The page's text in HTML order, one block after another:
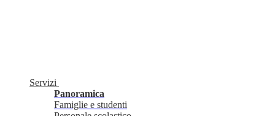
Servizi
Panoramica
Famiglie e studenti